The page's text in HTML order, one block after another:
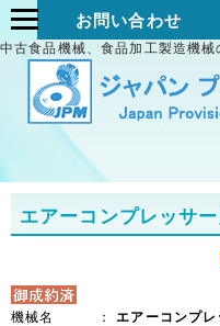
お問い合わせ
中古食品機械、食品加工製造機械
エアーコンプレッサ
機械名 ：エアーコンプ